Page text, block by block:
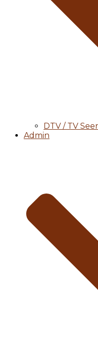
DTV / TV
Admin